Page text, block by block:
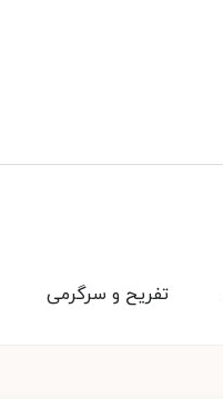
تفریح و سرگرمی